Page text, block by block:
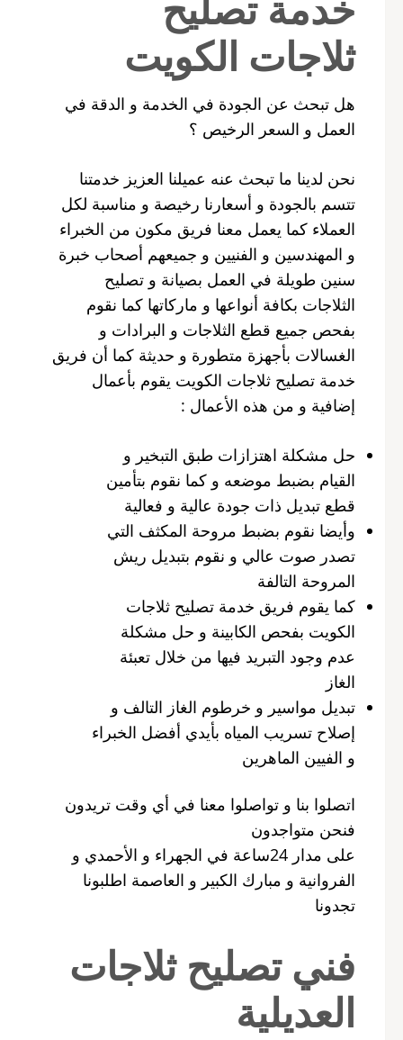
ثلاجات الكويت
هل تبحث عن الجودة في الخدمة و الدقة في
العمل و السعر الرخيص ؟
نحن لدينا ما تبحث عنه عميلنا العزيز خدمتنا
تتسم بالجودة و أسعارنا رخيصة و مناسبة لكل
العملاء كما يعمل معنا فريق مكون من الخبراء
و المهندسين و الفنيين و جميعهم أصحاب خبرة
سنين طويلة في العمل بصيانة و تصليح
الثلاجات بكافة أنواعها و ماركاتها كما نقوم
بفحص جميع قطع الثلاجات و البرادات و
الغسالات بأجهزة متطورة و حديثة كما أن فريق
خدمة تصليح ثلاجات الكويت يقوم بأعمال
إضافية و من هذه الأعمال :
حل مشكلة اهتزازات طبق التبخير و
القيام بضبط موضعه و كما نقوم بتأمين
قطع تبديل ذات جودة عالية و فعالية
وأيضا نقوم بضبط مروحة المكثف التي
تصدر صوت عالي و نقوم بتبديل ريش
المروحة التالفة
كما يقوم فريق خدمة تصليح ثلاجات
الكويت بفحص الكابينة و حل مشكلة
عدم وجود التبريد فيها من خلال تعبئة
الغاز
تبديل مواسير و خرطوم الغاز التالف و
إصلاح تسريب المياه بأيدي أفضل الخبراء
و الفيين الماهرين
اتصلوا بنا و تواصلوا معنا في أي وقت تريدون
فنحن متواجدون
على مدار 24ساعة في الجهراء و الأحمدي و
الفروانية و مبارك الكبير و العاصمة اطلبونا
تجدونا
فني تصليح ثلاجات
العديلية